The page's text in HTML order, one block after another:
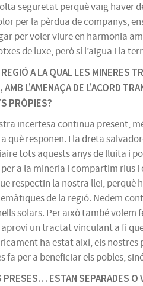
seguretat perquè vaig
per la pèrdua de companys,
per voler viure en harmonia
de luxe, però sí l’aigua i la
A LA QUAL LES MINERES
L’AMENAÇA DE L’ACORD
PRÒPIES?
incertesa continua present,
responen. I la dreta
tots aquests anys de lluita i
a la mineria i compartim rius
respectin la nostra llei,
de la regió. Nedem
solars. Per això també
un tractat vinculant a fi
ha estat així, els
per a beneficiar els pobles,
ESTAN SEPARADES O